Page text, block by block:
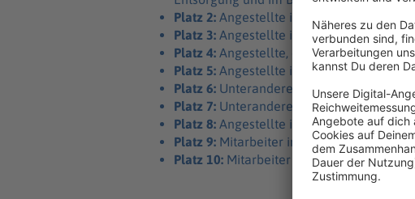
Platz 2: Angestellte im Gastgewerbe.
Platz 3: Angestellte im verarbeitenden
Platz 4: Angestellte, die unteranderem
Platz 5: Angestellte in Kunst und
Platz 6: Unteranderem Mitarbeiter in der
Platz 7: Unteranderem Mitarbeiter in der
Platz 8: Angestellte im Gesundheits- und
Platz 9: Mitarbeiter in der Landwirtschaft
Platz 10: Mitarbeiter in der Erziehung